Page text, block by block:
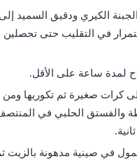
الكيري ودقيق السميد
في التقليب حتى
لمدة ساعة على الأقل.
كرات صغيرة ثم تكوريها ومن
والفستق الحلبي في
في صينية مدهونة بالزيت